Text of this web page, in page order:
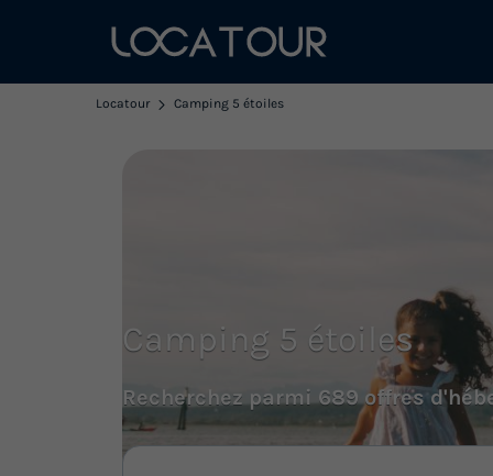
Locatour Camping 5 étoiles
Camping 5 étoiles
Recherchez parmi 689 offres